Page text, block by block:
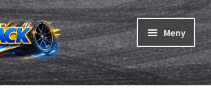
Meny